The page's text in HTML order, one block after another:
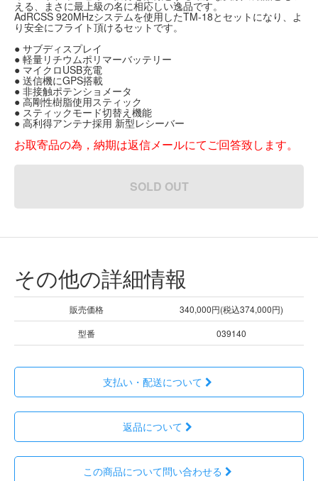
える、まさに最上級の名に相応しい逸品です。
AdRCSS 920MHzシステムを使用したTM-18とセットになり、よ
り安全にフライト頂けるセットです。
● サブディスプレイ
● 軽量リチウムポリマーバッテリー
● マイクロUSB充電
● 送信機にGPS搭載
● 非接触ポテンショメータ
● 高剛性樹脂使用スティック
● スティックモード切替え機能
● 高利得アンテナ採用 新型レシーバー
お取寄品の為，納期は返信メールにてご回答致します。
SOLD OUT
その他の詳細情報
販売価格
340,000円(税込374,000円)
型番
039140
支払い・配送について
返品について
この商品について問い合わせる